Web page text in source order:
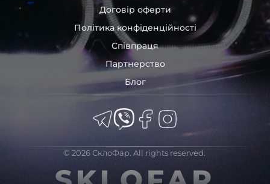
роботи нашої компаніїми допомогли відновити понад
100 000 фар на всі види іномарок
, як от:Мeрceдec
та інших марок.
Працюємо без перерв та вихідних. Окрім приватних
клієнтів співпрацюємо із сервісами по ремонту
автомобільної оптики, сервісами технічного
обслуговування широкого профілю, автомобільними
професійними авто ательє, автосалонами, авто
площадками, автомагазинами тощо.
Ми маємо понад7815різних товарів для передньої
оптики (світло фари) всіх типів: ксенон та біксенон, лед
та білед, галоген, матрикс, лазер, LED та BI-LED, Full
Договір оферти
Політика конфіденційності
Співпраця
Партнерство
Блог
© 2026 СклоФар. All rights reserved.